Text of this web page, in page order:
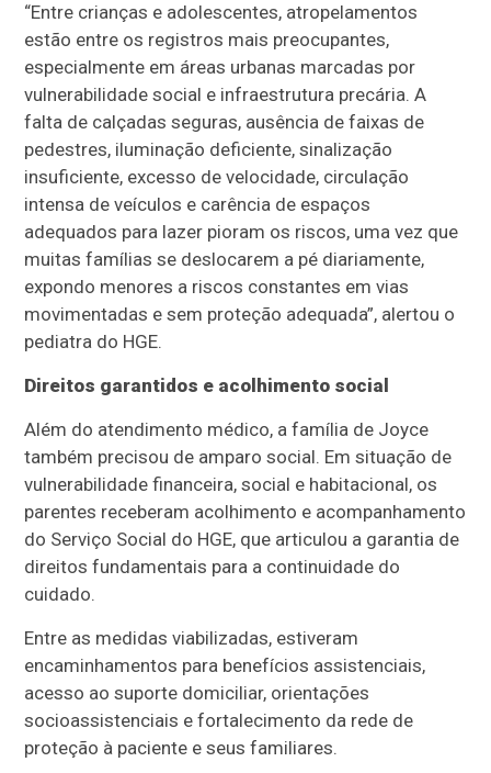
“Entre crianças e adolescentes, atropelamentos
estão entre os registros mais preocupantes,
especialmente em áreas urbanas marcadas por
vulnerabilidade social e infraestrutura precária. A
falta de calçadas seguras, ausência de faixas de
pedestres, iluminação deficiente, sinalização
insuficiente, excesso de velocidade, circulação
intensa de veículos e carência de espaços
adequados para lazer pioram os riscos, uma vez que
muitas famílias se deslocarem a pé diariamente,
expondo menores a riscos constantes em vias
movimentadas e sem proteção adequada”, alertou o
pediatra do HGE.
Direitos garantidos e acolhimento social
Além do atendimento médico, a família de Joyce
também precisou de amparo social. Em situação de
vulnerabilidade financeira, social e habitacional, os
parentes receberam acolhimento e acompanhamento
do Serviço Social do HGE, que articulou a garantia de
direitos fundamentais para a continuidade do
cuidado.
Entre as medidas viabilizadas, estiveram
encaminhamentos para benefícios assistenciais,
acesso ao suporte domiciliar, orientações
socioassistenciais e fortalecimento da rede de
proteção à paciente e seus familiares.